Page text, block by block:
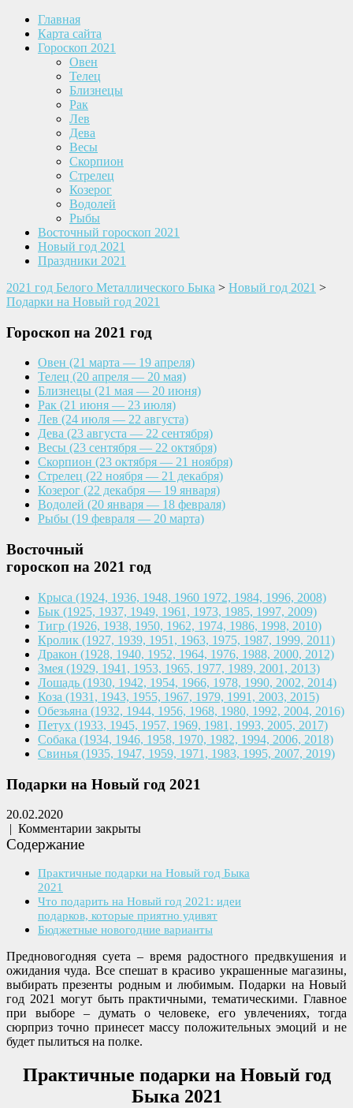
Главная
Карта сайта
Гороскоп 2021
Овен
Телец
Близнецы
Рак
Лев
Дева
Весы
Скорпион
Стрелец
Козерог
Водолей
Рыбы
Восточный гороскоп 2021
Новый год 2021
Праздники 2021
2021 год Белого Металлического Быка > Новый год 2021 >
Подарки на Новый год 2021
Гороскоп на 2021 год
Овен (21 марта — 19 апреля)
Телец (20 апреля — 20 мая)
Близнецы (21 мая — 20 июня)
Рак (21 июня — 23 июля)
Лев (24 июля — 22 августа)
Дева (23 августа — 22 сентября)
Весы (23 сентября — 22 октября)
Скорпион (23 октября — 21 ноября)
Стрелец (22 ноября — 21 декабря)
Козерог (22 декабря — 19 января)
Водолей (20 января — 18 февраля)
Рыбы (19 февраля — 20 марта)
Восточный
гороскоп на 2021 год
Крыса (1924, 1936, 1948, 1960 1972, 1984, 1996, 2008)
Бык (1925, 1937, 1949, 1961, 1973, 1985, 1997, 2009)
Тигр (1926, 1938, 1950, 1962, 1974, 1986, 1998, 2010)
Кролик (1927, 1939, 1951, 1963, 1975, 1987, 1999, 2011)
Дракон (1928, 1940, 1952, 1964, 1976, 1988, 2000, 2012)
Змея (1929, 1941, 1953, 1965, 1977, 1989, 2001, 2013)
Лошадь (1930, 1942, 1954, 1966, 1978, 1990, 2002, 2014)
Коза (1931, 1943, 1955, 1967, 1979, 1991, 2003, 2015)
Обезьяна (1932, 1944, 1956, 1968, 1980, 1992, 2004, 2016)
Петух (1933, 1945, 1957, 1969, 1981, 1993, 2005, 2017)
Собака (1934, 1946, 1958, 1970, 1982, 1994, 2006, 2018)
Свинья (1935, 1947, 1959, 1971, 1983, 1995, 2007, 2019)
Подарки на Новый год 2021
20.02.2020
| Комментарии закрыты
Содержание
Практичные подарки на Новый год Быка
2021
Что подарить на Новый год 2021: идеи
подарков, которые приятно удивят
Бюджетные новогодние варианты
Предновогодняя суета – время радостного предвкушения и
ожидания чуда. Все спешат в красиво украшенные магазины,
выбирать презенты родным и любимым. Подарки на Новый
год 2021 могут быть практичными, тематическими. Главное
при выборе – думать о человеке, его увлечениях, тогда
сюрприз точно принесет массу положительных эмоций и не
будет пылиться на полке.
Практичные подарки на Новый год
Быка 2021